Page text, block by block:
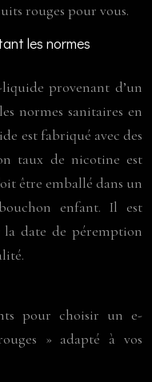
rouges pour vous.
les normes
provenant d’un
normes sanitaires en
est fabriqué avec des
taux de nicotine est
être emballé dans un
enfant. Il est
date de péremption
pour choisir un e-
» adapté à vos